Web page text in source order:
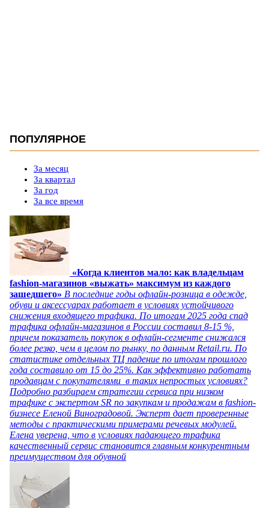
ПОПУЛЯРНОЕ
За месяц
За квартал
За год
За все время
«Когда клиентов мало: как владельцам
fashion-магазинов «выжать» максимум из каждого
зашедшего» В последние годы офлайн-розница в одежде,
обуви и аксессуарах работает в условиях устойчивого
снижения входящего трафика. По итогам 2025 года спад
трафика офлайн-магазинов в России составил 8-15 %,
причем показатель покупок в офлайн-сегменте снижался
более резко, чем в целом по рынку, по данным Retail.ru. По
статистике отдельных ТЦ падение по итогам прошлого
года составило от 15 до 25%. Как эффективно работать
продавцам с покупателями в таких непростых условиях?
Подробно разбираем стратегии сервиса при низком
трафике с экспертом SR по закупкам и продажам в fashion-
бизнесе Еленой Виноградовой. Эксперт дает проверенные
методы с практическими примерами речевых модулей.
Елена уверена, что в условиях падающего трафика
качественный сервис становится главным конкурентным
преимуществом для обувной